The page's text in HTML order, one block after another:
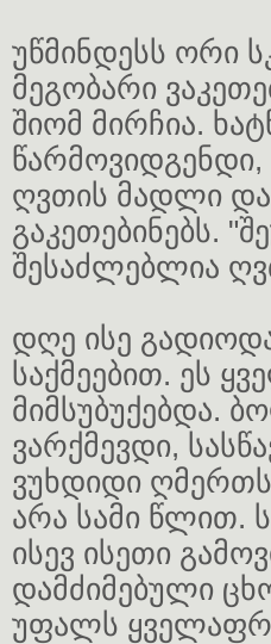
უწმინდესს ორი
მეგობარი
შიომ მირჩია.
ღვთის მადლი
გაკეთებინებს.
შესაძლებლია
დღე ისე
საქმეებით. ეს
მიმსუბუქებდა.
ვარქმევდი,
ვუხდიდი
არა სამი წლით.
ისევ ისეთი
დამძიმებული
უფალს